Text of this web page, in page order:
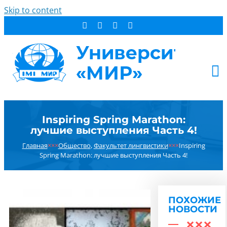
Skip to content
СТУДЕНТУ
ДОПОБРАЗОВАНИЕ
ОБ УНИВЕРСИТЕТЕ
НОВОСТИ
РЕЗУЛЬТАТ ПОИСКА:
Inspiring Spring Marathon:
лучшие выступления Часть 4!
Главная×××Общество,Факультет лингвистики×××Inspiring
Spring Marathon: лучшие выступления Часть 4!
ПОХОЖИЕ
НОВОСТИ